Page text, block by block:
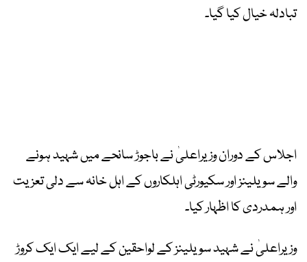
تبادلہ خیال کیا گیا۔
اجلاس کے دوران وزیراعلیٰ نے باجوڑ سانحے میں شہید ہونے
والے سویلینز اور سکیورٹی اہلکاروں کے اہل خانہ سے دلی تعزیت
اور ہمدردی کا اظہار کیا۔
وزیراعلیٰ نے شہید سویلینز کے لواحقین کے لیے ایک ایک کروڑ